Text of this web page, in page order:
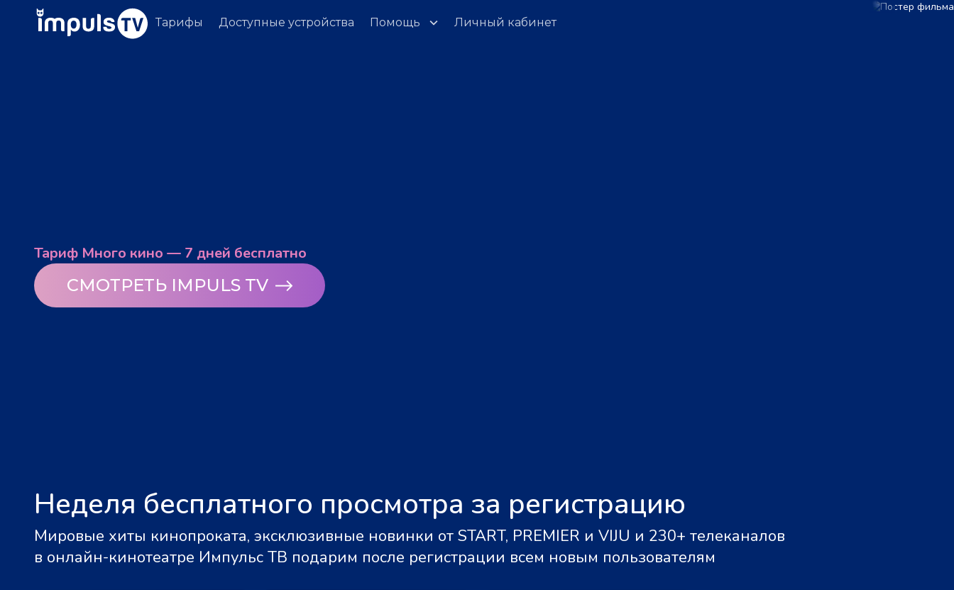
Тарифы Доступные устройства Помощь Личный кабинет
Тариф Много кино — 7 дней бесплатно
СМОТРЕТЬ IMPULS TV
Неделя бесплатного просмотра за регистрацию
Мировые хиты кинопроката, эксклюзивные новинки от START, PREMIER и VIJU и 230+ телеканалов
в онлайн-кинотеатре Импульс ТВ подарим после регистрации всем новым пользователям